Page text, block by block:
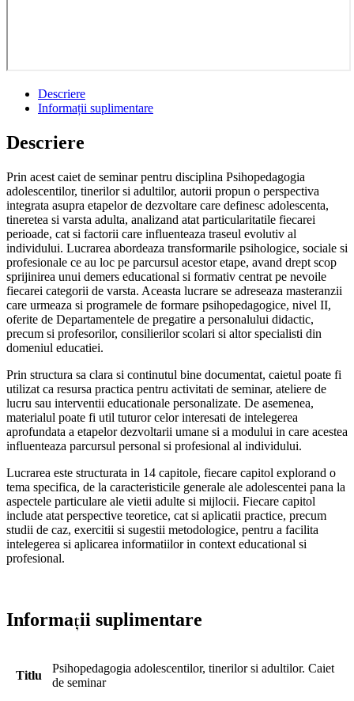
Descriere
Informații suplimentare
Descriere
Prin acest caiet de seminar pentru disciplina Psihopedagogia
adolescentilor, tinerilor si adultilor, autorii propun o perspectiva
integrata asupra etapelor de dezvoltare care definesc adolescenta,
tineretea si varsta adulta, analizand atat particularitatile fiecarei
perioade, cat si factorii care influenteaza traseul evolutiv al
individului. Lucrarea abordeaza transformarile psihologice, sociale si
profesionale ce au loc pe parcursul acestor etape, avand drept scop
sprijinirea unui demers educational si formativ centrat pe nevoile
fiecarei categorii de varsta. Aceasta lucrare se adreseaza masteranzii
care urmeaza si programele de formare psihopedagogice, nivel II,
oferite de Departamentele de pregatire a personalului didactic,
precum si profesorilor, consilierilor scolari si altor specialisti din
domeniul educatiei.
Prin structura sa clara si continutul bine documentat, caietul poate fi
utilizat ca resursa practica pentru activitati de seminar, ateliere de
lucru sau interventii educationale personalizate. De asemenea,
materialul poate fi util tuturor celor interesati de intelegerea
aprofundata a etapelor dezvoltarii umane si a modului in care acestea
influenteaza parcursul personal si profesional al individului.
Lucrarea este structurata in 14 capitole, fiecare capitol explorand o
tema specifica, de la caracteristicile generale ale adolescentei pana la
aspectele particulare ale vietii adulte si mijlocii. Fiecare capitol
include atat perspective teoretice, cat si aplicatii practice, precum
studii de caz, exercitii si sugestii metodologice, pentru a facilita
intelegerea si aplicarea informatiilor in context educational si
profesional.
Informații suplimentare
Titlu
Psihopedagogia adolescentilor, tinerilor si adultilor. Caiet
de seminar